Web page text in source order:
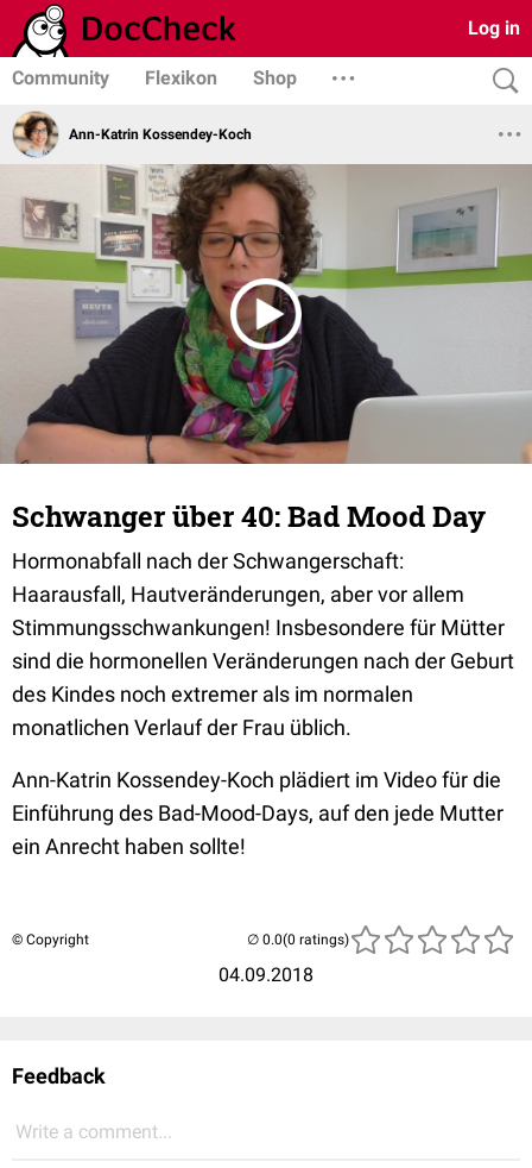
Log in
Community Flexikon Shop
Ann-Katrin Kossendey-Koch
Schwanger über 40: Bad Mood Day
Hormonabfall nach der Schwangerschaft:
Haarausfall, Hautveränderungen, aber vor allem
Stimmungsschwankungen! Insbesondere für Mütter
sind die hormonellen Veränderungen nach der Geburt
des Kindes noch extremer als im normalen
monatlichen Verlauf der Frau üblich.
Ann-Katrin Kossendey-Koch plädiert im Video für die
Einführung des Bad-Mood-Days, auf den jede Mutter
ein Anrecht haben sollte!
© Copyright
04.09.2018
(0 ratings)
Feedback
Write a comment...